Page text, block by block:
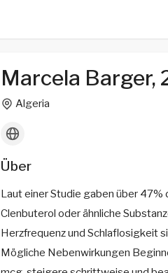
Marcela Barger,
Algeria
Über
Laut einer Studie gaben über
Clenbuterol oder ähnliche
Herzfrequenz und Schlaflosigkeit
Mögliche Nebenwirkungen